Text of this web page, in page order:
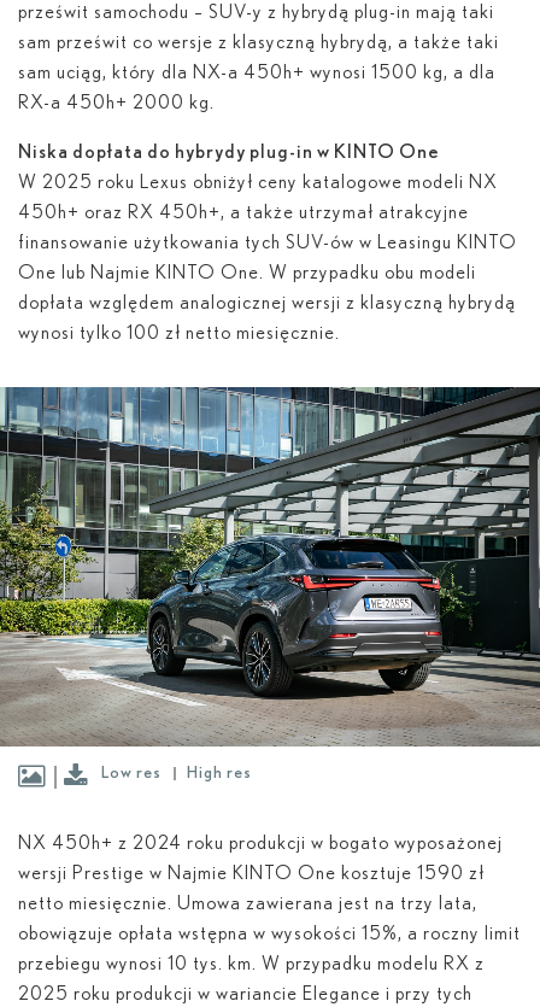
prześwit samochodu – SUV-y z hybrydą plug-in mają taki
sam prześwit co wersje z klasyczną hybrydą, a także taki
sam uciąg, który dla NX-a 450 h+ wynosi 1500 kg, a dla
RX-a 450 h+ 2000 kg.
Niska dopłata do hybrydy plug-in w KINTO One
W 2025 roku Lexus obniżył ceny katalogowe modeli NX
450 h+ oraz RX 450 h+, a także utrzymał atrakcyjne
finansowanie użytkowania tych SUV-ów w Leasingu KINTO
One lub Najmie KINTO One. W przypadku obu modeli
dopłata względem analogicznej wersji z klasyczną hybrydą
wynosi tylko 100 zł netto miesięcznie.
Low res High res
NX 450 h+ z 2024 roku produkcji w bogato wyposażonej
wersji Prestige w Najmie KINTO One kosztuje 1590 zł
netto miesięcznie. Umowa zawierana jest na trzy lata,
obowiązuje opłata wstępna w wysokości 15%, a roczny limit
przebiegu wynosi 10 tys. km. W przypadku modelu RX z
2025 roku produkcji w wariancie Elegance i przy tych